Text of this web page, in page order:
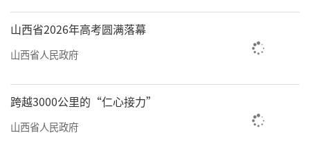
山西省2026年高考圆满落幕
山西省人民政府
跨越3000公里的“仁心接力”
山西省人民政府